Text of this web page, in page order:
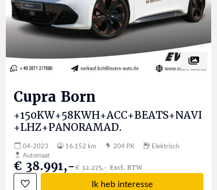
Cupra Born
+150KW+58KWH+ACC+BEATS+NAVI
+LHZ+PANORAMAD.
04-2023 16.152 km 204 PK
Elektrisch
Automaat
€ 38.991,-€ 32.275,- Excl. BTW
Ik heb interesse